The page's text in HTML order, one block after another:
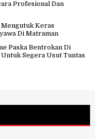
Profesional Dan
Keras
Di Matraman
Paska Bentrokan Di
Segera Usut Tuntas